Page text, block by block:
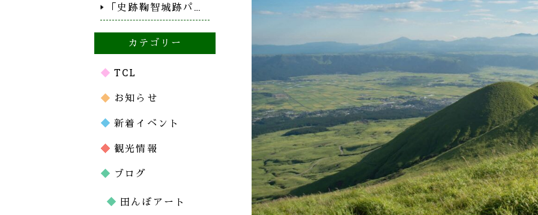
「史跡鞠智城跡パ…
カテゴリー
TCL
お知らせ
新着イベント
観光情報
ブログ
田んぼアート